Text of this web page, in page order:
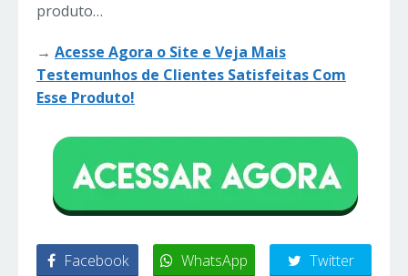
produto…
→ Acesse Agora o Site e Veja Mais
Testemunhos de Clientes Satisfeitas Com
Esse Produto!
Facebook WhatsApp Twitter